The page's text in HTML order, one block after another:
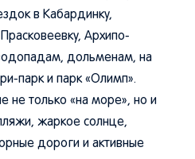
в Кабардинку,
Архипо-
дольменам, на
парк и парк «Олимп».
не только «на море», но и
жаркое солнце,
дороги и активные